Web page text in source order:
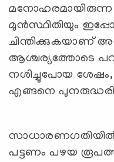
മുന്‍സ്ഥിതിയും
ചിന്തിക്കുകയാണ്
ആശ്ചര്യത്തോടെ
നശിച്ചുപോയ
എങ്ങനെ
സാധാരണഗതിയില്‍
പട്ടണം പഴയ